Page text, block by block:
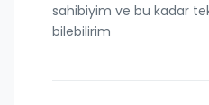
sahibiyim ve bu kadar
bilebilirim